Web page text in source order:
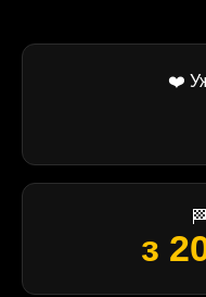
❤️
з